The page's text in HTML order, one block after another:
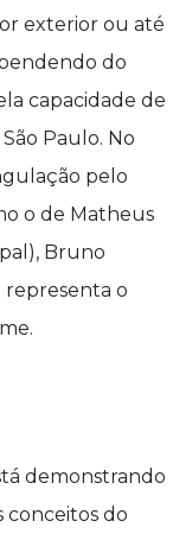
exterior ou até
do
capacidade de
Paulo. No
pelo
o de Matheus
Bruno
o
demonstrando
do